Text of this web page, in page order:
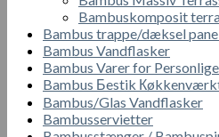
Bambuskomposit
Bambus trappe/dæksel
Bambus Vandflasker
Bambus Varer for
Bambus Бestik
Bambus/Glas Vandflasker
Bambusservietter